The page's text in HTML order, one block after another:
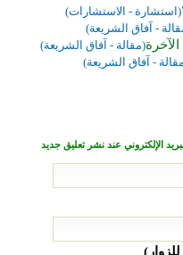
(استشارة - الاستشارات)
- آفاق الشريعة)
(مقالة - آفاق الشريعة)
- آفاق الشريعة)
الإلكتروني عند نشر تعليق جديد